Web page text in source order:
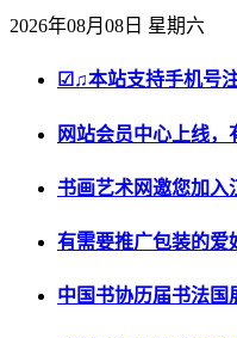
2026年08月08日 星期六
☑♫本站支持手机号
网站会员中心上线，
书画艺术网邀您加入
有需要推广包装的爱
中国书协历届书法国